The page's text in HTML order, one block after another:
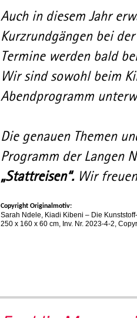
Auch in diesem Jahr
Kurzrundgängen bei
Termine werden bald
Wir sind sowohl beim
Abendprogramm
Die genauen Themen
Programm der Langen
„Stattreisen“. Wir
Copyright Originalmotiv:
​​​Sarah Ndele, Kiadi Kibeni – Die
250 x 160 x 60 cm, Inv. Nr. 2023-4-2,